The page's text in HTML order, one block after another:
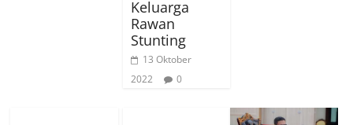
Keluarga
Rawan
Stunting
13 Oktober
2022
0